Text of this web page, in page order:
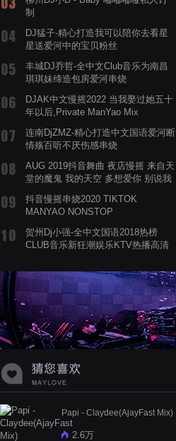
制
DJ猛子-精心打造我可以陪你去看星
星送爱河中的宝贝粉丝
丰城DJ乔哲-全中文Club音乐为南昌
琪琪妹缔造包房爱河串烧
DJAK中文慢摇2022 当我娶过她五十
年以后,Private ManYao Mix
连南DjZMZ-精心打造中文国语爱河断
情殇百听不厌伤感串烧
AUG 2019抖音舞曲 夜店慢摇 来自天
堂的魔鬼 我的天空 多想爱你 别说我
抖音慢摇串烧2020 TIKTOK
MANYAO NONSTOP
蝉爸爸妈妈爱存在夏天的风是想你的
声音啊
贺州Dj小强-全中文国语2018热榜
CLUB音乐新狂潮娱乐KTV热播高清
Papi - Claydee(AjayFast Mix)
2.6万